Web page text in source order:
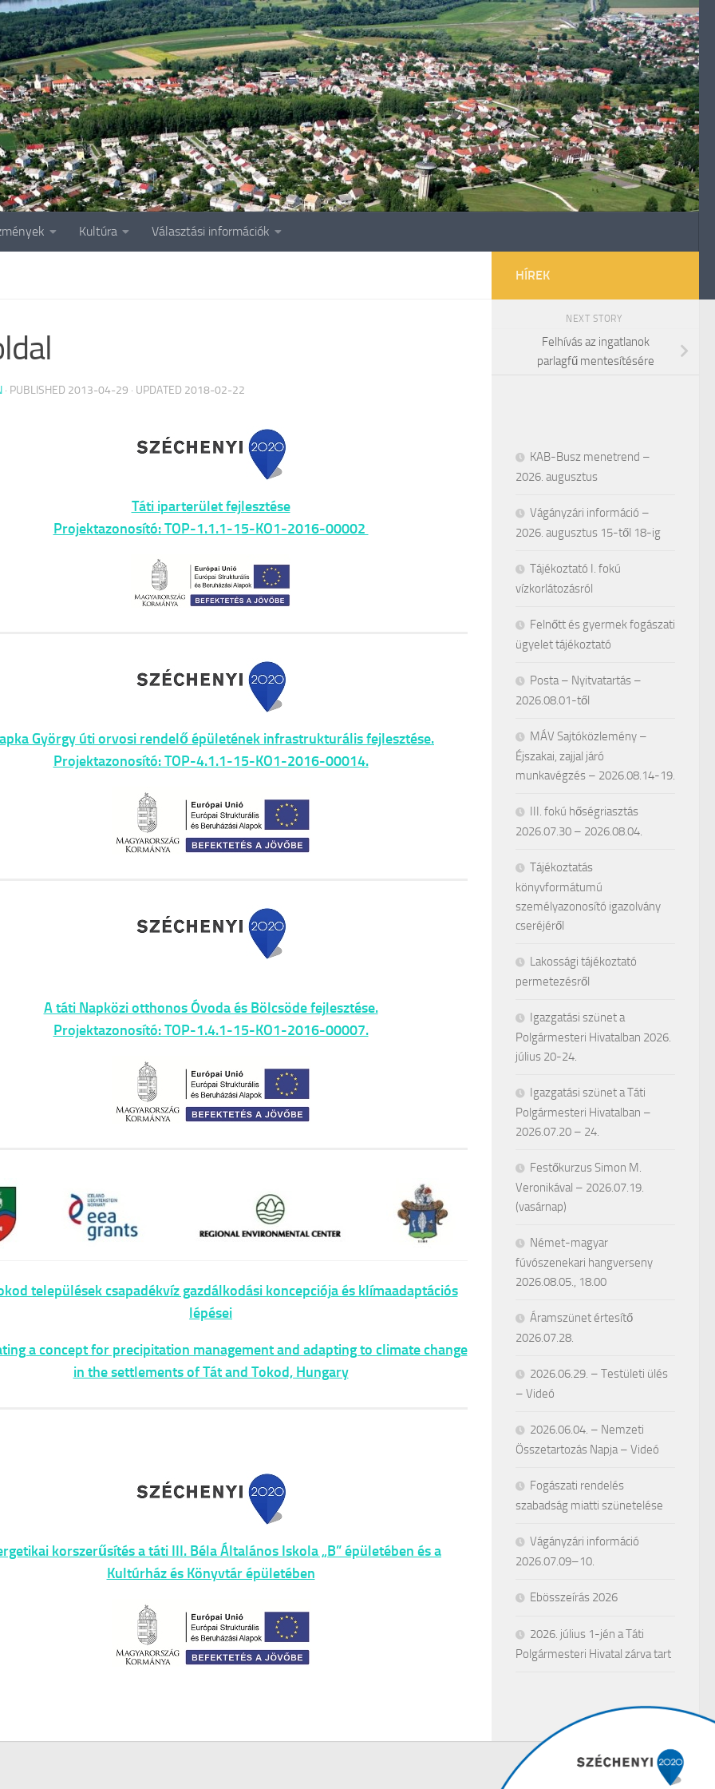
Kultúra Választási információk
· PUBLISHED 2013-04-29 · UPDATED 2018-02-22
Táti iparterület fejlesztése
Projektazonosító: TOP-1.1.1-15-KO1-2016-00002
György úti orvosi rendelő épületének infrastrukturális fejlesztése.
Projektazonosító: TOP-4.1.1-15-KO1-2016-00014.
A táti Napközi otthonos Óvoda és Bölcsöde fejlesztése.
Projektazonosító: TOP-1.4.1-15-KO1-2016-00007.
települések csapadékvíz gazdálkodási koncepciója és klímaadaptációs
lépései
a concept for precipitation management and adapting to climate change
in the settlements of Tát and Tokod, Hungary
korszerűsítés a táti III. Béla Általános Iskola „B” épületében és a
Kultúrház és Könyvtár épületében
HÍREK
NEXT STORY
Felhívás az ingatlanok
parlagfű mentesítésére
KAB-Busz menetrend –
2026. augusztus
Vágányzári információ –
2026. augusztus 15-től 18-ig
Tájékoztató I. fokú
vízkorlátozásról
Felnőtt és gyermek fogászati
ügyelet tájékoztató
Posta – Nyitvatartás –
2026.08.01-től
MÁV Sajtóközlemény –
Éjszakai, zajjal járó
munkavégzés – 2026.08.14-19.
III. fokú hőségriasztás
2026.07.30 – 2026.08.04.
Tájékoztatás
könyvformátumú
személyazonosító igazolvány
cseréjéről
Lakossági tájékoztató
permetezésről
Igazgatási szünet a
Polgármesteri Hivatalban 2026.
július 20-24.
Igazgatási szünet a Táti
Polgármesteri Hivatalban –
2026.07.20 – 24.
Festőkurzus Simon M.
Veronikával – 2026.07.19.
(vasárnap)
Német-magyar
fúvószenekari hangverseny
2026.08.05., 18.00
Áramszünet értesítő
2026.07.28.
2026.06.29. – Testületi ülés
– Videó
2026.06.04. – Nemzeti
Összetartozás Napja – Videó
Fogászati rendelés
szabadság miatti szünetelése
Vágányzári információ
2026.07.09–10.
Ebösszeírás 2026
2026. július 1-jén a Táti
Polgármesteri Hivatal zárva tart